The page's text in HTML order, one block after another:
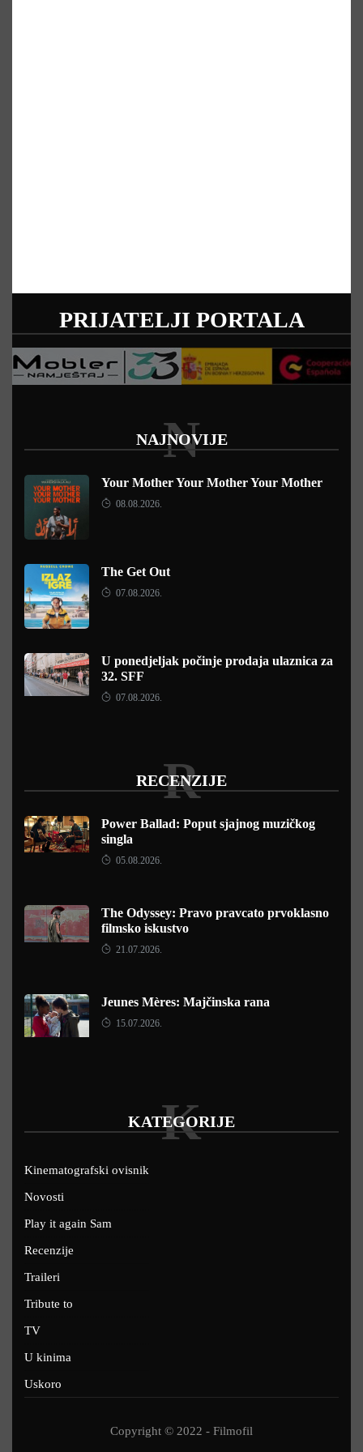
PRIJATELJI PORTALA
NAJNOVIJE
N
Your Mother Your Mother Your Mother
08.08.2026.
The Get Out
07.08.2026.
U ponedjeljak počinje prodaja ulaznica za
32. SFF
07.08.2026.
RECENZIJE
R
Power Ballad: Poput sjajnog muzičkog
singla
05.08.2026.
The Odyssey: Pravo pravcato prvoklasno
filmsko iskustvo
21.07.2026.
Jeunes Mères: Majčinska rana
15.07.2026.
KATEGORIJE
K
Kinematografski ovisnik
Novosti
Play it again Sam
Recenzije
Traileri
Tribute to
TV
U kinima
Uskoro
Copyright © 2022 - Filmofil